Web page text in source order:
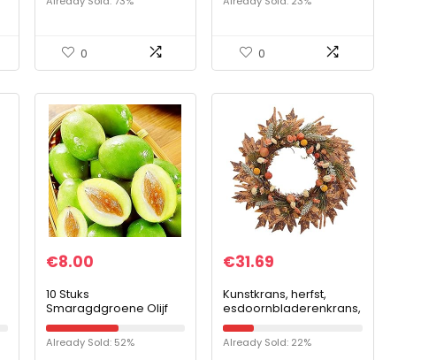
– waterdoorlatend –
0
Tool Kit, voor het
0
€8.00
10 Stuks
Smaragdgroene Olijf
Zaden Voor Het Planten
Van Buitentuinen Heeft
Een Goede
Already Sold: 52%
€31.69
Kunstkrans, herfst,
esdoornbladerenkrans,
slinger, voor Halloween
Already Sold: 22%